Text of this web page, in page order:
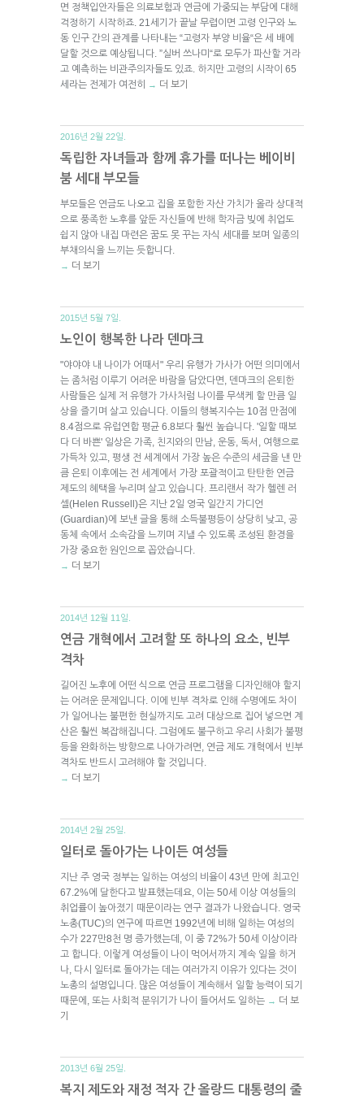
면 정책입안자들은 의료보험과 연금에 가중되는 부담에 대해
걱정하기 시작하죠. 21세기가 끝날 무렵이면 고령 인구와 노
동 인구 간의 관계를 나타내는 “고령자 부양 비율“은 세 배에
달할 것으로 예상됩니다. ”실버 쓰나미“로 모두가 파산할 거라
고 예측하는 비관주의자들도 있죠. 하지만 고령의 시작이 65
세라는 전제가 여전히
→ 더 보기
2016년 2월 22일.
독립한 자녀들과 함께 휴가를 떠나는 베이비
붐 세대 부모들
부모들은 연금도 나오고 집을 포함한 자산 가치가 올라 상대적
으로 풍족한 노후를 앞둔 자신들에 반해 학자금 빚에 취업도
쉽지 않아 내집 마련은 꿈도 못 꾸는 자식 세대를 보며 일종의
부채의식을 느끼는 듯합니다.
→ 더 보기
2015년 5월 7일.
노인이 행복한 나라 덴마크
"야야야 내 나이가 어때서" 우리 유행가 가사가 어떤 의미에서
는 좀처럼 이루기 어려운 바람을 담았다면, 덴마크의 은퇴한
사람들은 실제 저 유행가 가사처럼 나이를 무색케 할 만큼 일
상을 즐기며 살고 있습니다. 이들의 행복지수는 10점 만점에
8.4점으로 유럽연합 평균 6.8보다 훨씬 높습니다. '일할 때보
다 더 바쁜' 일상은 가족, 친지와의 만남, 운동, 독서, 여행으로
가득차 있고, 평생 전 세계에서 가장 높은 수준의 세금을 낸 만
큼 은퇴 이후에는 전 세계에서 가장 포괄적이고 탄탄한 연금
제도의 혜택을 누리며 살고 있습니다. 프리랜서 작가 헬렌 러
셀(Helen Russell)은 지난 2일 영국 일간지 가디언
(Guardian)에 보낸 글을 통해 소득불평등이 상당히 낮고, 공
동체 속에서 소속감을 느끼며 지낼 수 있도록 조성된 환경을
가장 중요한 원인으로 꼽았습니다.
→ 더 보기
2014년 12월 11일.
연금 개혁에서 고려할 또 하나의 요소, 빈부
격차
길어진 노후에 어떤 식으로 연금 프로그램을 디자인해야 할지
는 어려운 문제입니다. 이에 빈부 격차로 인해 수명에도 차이
가 일어나는 불편한 현실까지도 고려 대상으로 집어 넣으면 계
산은 훨씬 복잡해집니다. 그럼에도 불구하고 우리 사회가 불평
등을 완화하는 방향으로 나아가려면, 연금 제도 개혁에서 빈부
격차도 반드시 고려해야 할 것입니다.
→ 더 보기
2014년 2월 25일.
일터로 돌아가는 나이든 여성들
지난 주 영국 정부는 일하는 여성의 비율이 43년 만에 최고인
67.2%에 달한다고 발표했는데요, 이는 50세 이상 여성들의
취업률이 높아졌기 때문이라는 연구 결과가 나왔습니다. 영국
노총(TUC)의 연구에 따르면 1992년에 비해 일하는 여성의
수가 227만8천 명 증가했는데, 이 중 72%가 50세 이상이라
고 합니다. 이렇게 여성들이 나이 먹어서까지 계속 일을 하거
나, 다시 일터로 돌아가는 데는 여러가지 이유가 있다는 것이
노총의 설명입니다. 많은 여성들이 계속해서 일할 능력이 되기
때문에, 또는 사회적 분위기가 나이 들어서도 일하는 → 더 보
기
2013년 6월 25일.
복지 제도와 재정 적자 간 올랑드 대통령의 줄